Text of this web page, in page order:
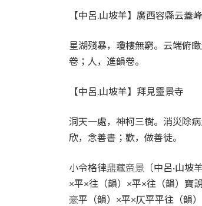
【中呂.山坡羊】廣西容縣云蓋
星湖殘暴，瓊樓無窮。云端俯
卷；人，進韻卷。
【中呂.山坡羊】拜見靈景寺
洞天一處，神柯三樹。消災除
欣，念善書；歡，做善徒。
小令格律鼎藏帝景 〔中呂·山坡羊
×平×往（韻）×平×往（韻）寶
豪平（韻）×平×仄平平往（韻